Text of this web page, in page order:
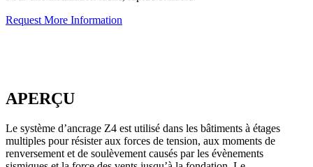
Request More Information
APERÇU
Le système d’ancrage Z4 est utilisé dans les bâtiments à étages
multiples pour résister aux forces de tension, aux moments de
renversement et de soulèvement causés par les évènements